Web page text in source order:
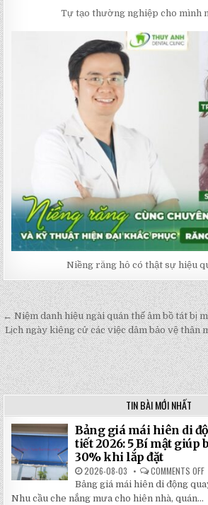
Tự tạo thường nghiệp cho mình
Niềng răng hô có thật sự hiệu
Post
navigation
← Niệm danh hiệu ngài quán thế âm bồ tát bị
Lịch ngày kiêng cử các việc dâm bảo vệ thân
TIN BÀI MỚI NHẤT
Bảng giá mái hiên di
tiết 2026: 5 Bí mật giúp
30% khi lắp đặt
2026-08-03 COMMENTS OFF
Bảng giá mái hiên di động
Nhu cầu che nắng mưa cho hiên nhà, quán...